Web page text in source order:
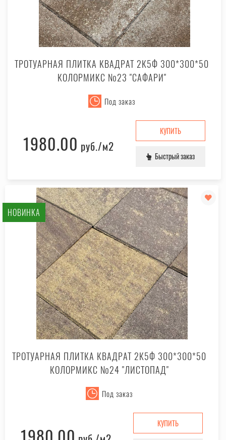
ТРОТУАРНАЯ ПЛИТКА КВАДРАТ 2К5Ф 300*300*50
КОЛОРМИКС №23 "САФАРИ"
Под заказ
1980.00 руб./м2
КУПИТЬ
Быстрый заказ
НОВИНКА
ТРОТУАРНАЯ ПЛИТКА КВАДРАТ 2К5Ф 300*300*50
КОЛОРМИКС №24 "ЛИСТОПАД"
Под заказ
КУПИТЬ